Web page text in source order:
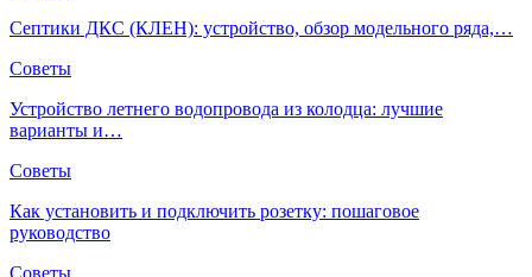
Септики ДКС (КЛЕН): устройство, обзор модельного ряда,…
Советы
Устройство летнего водопровода из колодца: лучшие
варианты и…
Советы
Как установить и подключить розетку: пошаговое
руководство